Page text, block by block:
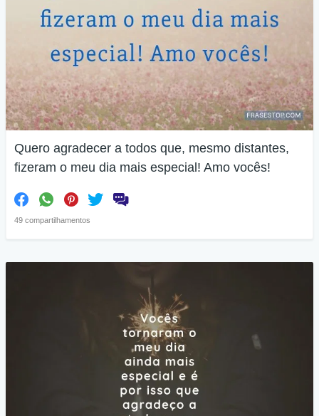
Quero agradecer a todos que, mesmo distantes,
fizeram o meu dia mais especial! Amo vocês!
49 compartilhamentos